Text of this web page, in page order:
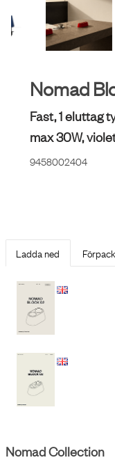
Nomad
Fast, 1 eluttag
max 30W,
9458002404
Ladda ned
Nomad Collection